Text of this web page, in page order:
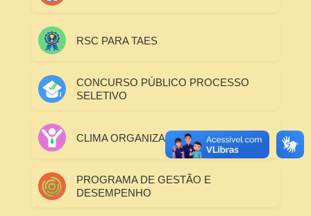
RSC PARA TAES
CONCURSO PÚBLICO PROCESSO
SELETIVO
CLIMA ORGANIZACIONAL
PROGRAMA DE GESTÃO E
DESEMPENHO